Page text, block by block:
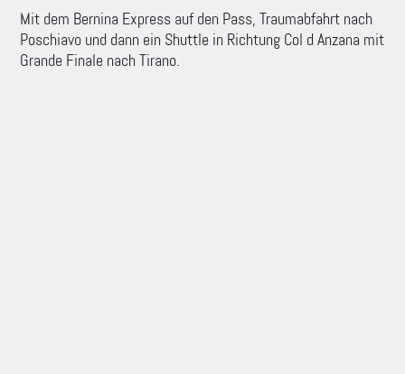
Mit dem Bernina Express auf den Pass, Traumabfahrt nach
Poschiavo und dann ein Shuttle in Richtung Col d Anzana mit
Grande Finale nach Tirano.